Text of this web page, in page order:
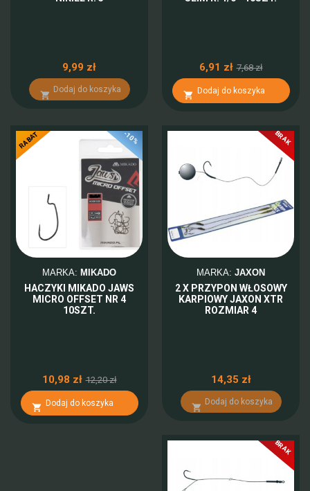
9,99 zł

Dodaj do koszyka
6,91 zł 7,68 zł
 Dodaj do koszyka
-10%
RABAT
MARKA: MIKADO
HACZYKI MIKADO JAWS
MICRO OFFSET NR 4
10SZT.
10,98 zł 12,20 zł
 Dodaj do koszyka
BRAK
MARKA: JAXON
2 X PRZYPON WŁOSOWY
KARPIOWY JAXON XTR
ROZMIAR 4
14,35 zł

Dodaj do koszyka
BRAK